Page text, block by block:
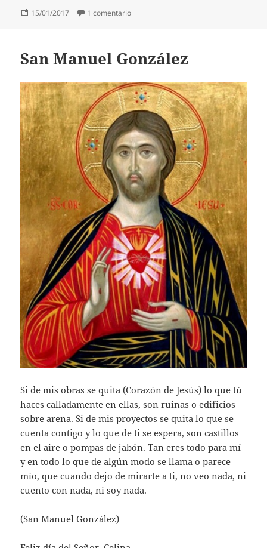
Publicado
15/01/2017 1 comentarioen Evangelii Gaudium 273
San Manuel González
Si de mis obras se quita (Corazón de Jesús) lo que tú
haces calladamente en ellas, son ruinas o edificios
sobre arena. Si de mis proyectos se quita lo que se
cuenta contigo y lo que de ti se espera, son castillos
en el aire o pompas de jabón. Tan eres todo para mí
y en todo lo que de algún modo se llama o parece
mío, que cuando dejo de mirarte a ti, no veo nada, ni
cuento con nada, ni soy nada.
(San Manuel González)